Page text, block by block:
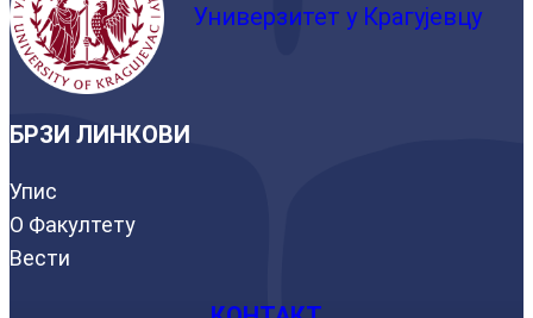
Универзитет у Крагујевцу
БРЗИ ЛИНКОВИ
Упис
О Факултету
Вести